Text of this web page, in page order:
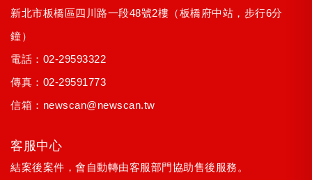
新北市板橋區四川路一段48號2樓 （板橋府中站，步行6分
鐘）
電話： 02-29593322
傳真：02-29591773
信箱： newscan@newscan.tw
客服中心
結案後案件，會自動轉由客服部門協助售後服務。